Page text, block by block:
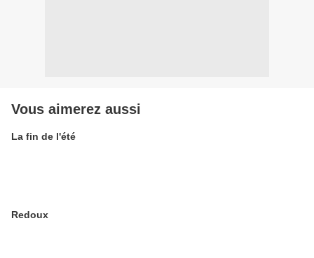
Vous aimerez aussi
La fin de l'été
Redoux